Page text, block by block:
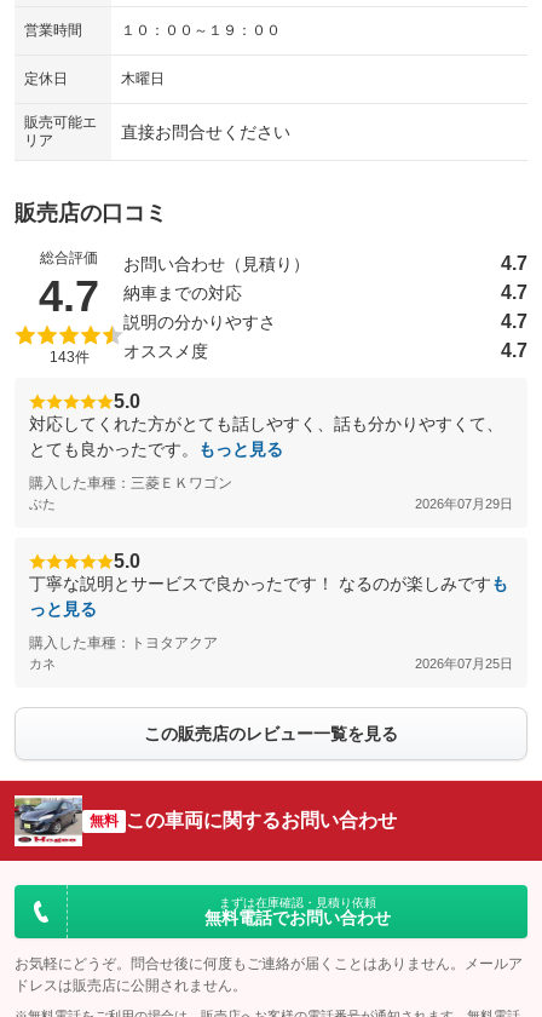
営業時間 １０：００～１９：００
定休日 木曜日
販売可能エ
リア
直接お問合せください
販売店の口コミ
総合評価
4.7 （5点満点中）
143件
お問い合わせ（見積り） 4.7
納車までの対応 4.7
説明の分かりやすさ 4.7
オススメ度 4.7
5.0
対応してくれた方がとても話しやすく、話も分かりやすくて、
とても良かったです。
もっと見る
購入した車種：三菱ＥＫワゴン
ぶた 2026年07月29日
5.0
丁寧な説明とサービスで良かったです！ なるのが楽しみですも
っと見る
購入した車種：トヨタアクア
カネ 2026年07月25日
この販売店のレビュー一覧を見る
無料 この車両に関するお問い合わせ
まずは在庫確認・見積り依頼
無料電話でお問い合わせ
お気軽にどうぞ。問合せ後に何度もご連絡が届くことはありません。メールア
ドレスは販売店に公開されません。